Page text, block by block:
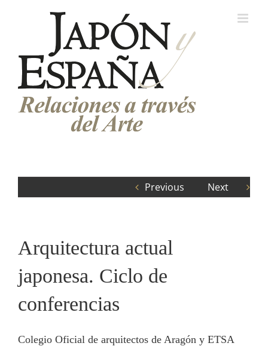
Previous Next
Arquitectura actual
japonesa. Ciclo de
conferencias
Colegio Oficial de arquitectos de Aragón y ETSA